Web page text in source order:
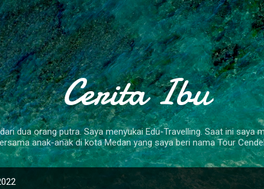
Langsung ke konten utama
Cerita Ibu
dua orang putra. Saya menyukai Edu-Travelling. Saat ini saya
anak-anak di kota Medan yang saya beri nama Tour